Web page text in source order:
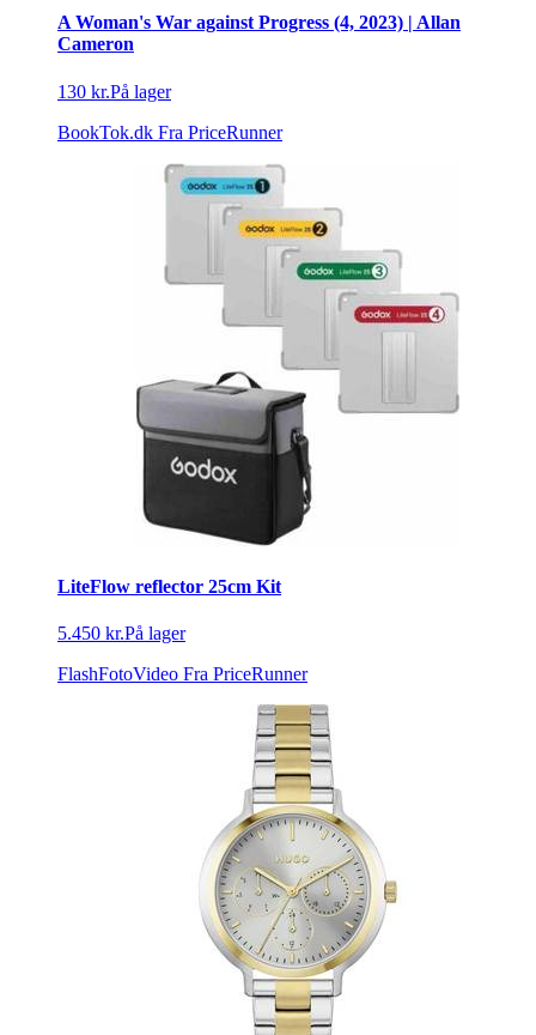
A Woman's War against Progress (4, 2023) | Allan
Cameron
130 kr.På lager
BookTok.dk Fra PriceRunner
LiteFlow reflector 25cm Kit
5.450 kr.På lager
FlashFotoVideo Fra PriceRunner